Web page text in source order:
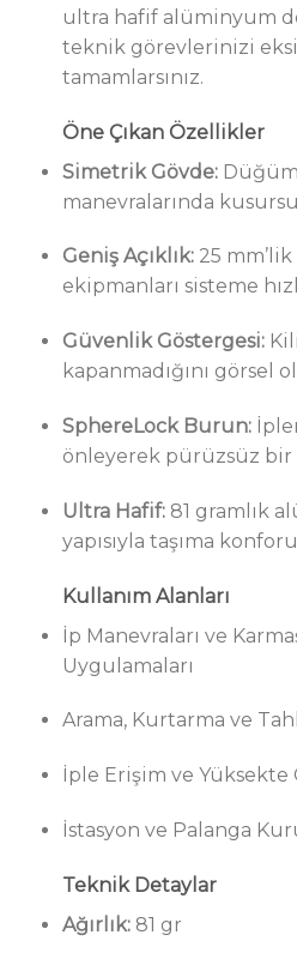
ultra hafif alüminyum
teknik görevlerinizi
tamamlarsınız.
Öne Çıkan Özellikler
Simetrik Gövde:
manevralarında
Geniş Açıklık:25 mm’lik
ekipmanları sisteme
Güvenlik Göstergesi:
kapanmadığını görsel
SphereLock Burun:
önleyerek pürüzsüz bir
Ultra Hafif:81 gramlık
yapısıyla taşıma
Kullanım Alanları
İp Manevraları ve
Uygulamaları
Arama, Kurtarma ve
İple Erişim ve Yüksekte
İstasyon ve Palanga
Teknik Detaylar
Ağırlık:81 gr